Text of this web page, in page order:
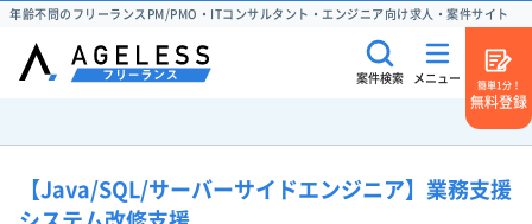
年齢不問のフリーランスPM/PMO・ITコンサルタント・エンジニア向け求人・案件サイト
案件検索 メニュー
簡単1分！
無料登録
【Java/SQL/サーバーサイドエンジニア】業務支援